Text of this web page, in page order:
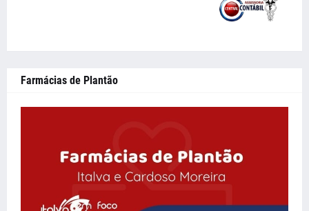
Farmácias de Plantão